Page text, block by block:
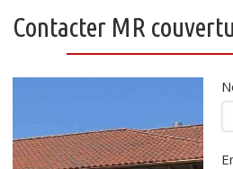
Contacter MR